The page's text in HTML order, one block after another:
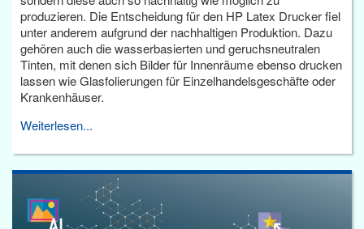
produzieren. Die Entscheidung für den HP Latex Drucker fiel
unter anderem aufgrund der nachhaltigen Produktion. Dazu
gehören auch die wasserbasierten und geruchsneutralen
Tinten, mit denen sich Bilder für Innenräume ebenso drucken
lassen wie Glasfolierungen für Einzelhandelsgeschäfte oder
Krankenhäuser.
Weiterlesen...